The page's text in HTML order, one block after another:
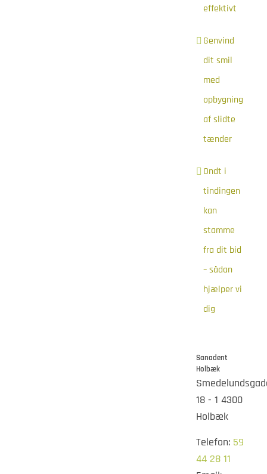
effektivt
Genvind
dit smil
med
opbygning
af slidte
tænder
Ondt i
tindingen
kan
stamme
fra dit bid
– sådan
hjælper vi
dig
Sanadent
Holbæk
18 - 1 4300
Holbæk
Telefon: 59
44 28 11